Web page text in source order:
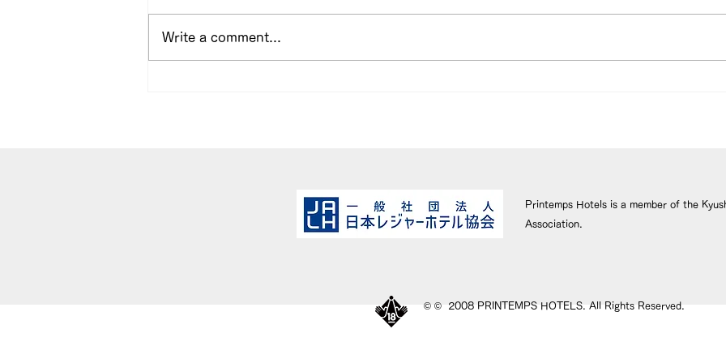
Write a comment...
Printemps Hotels is a member of the
Association.
© © 2008 PRINTEMPS HOTELS. All Rights Reserved.